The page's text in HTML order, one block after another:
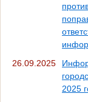
26.09.2025
2025